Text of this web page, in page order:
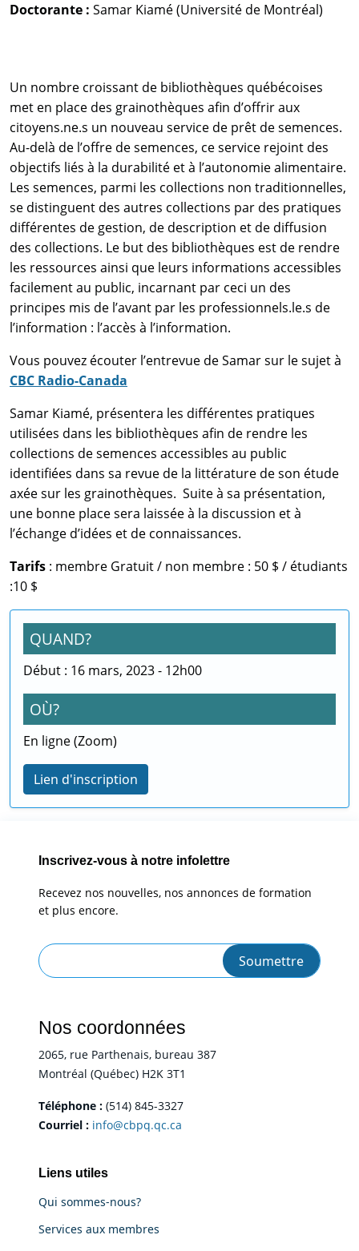
Doctorante : Samar Kiamé (Université de Montréal)
Un nombre croissant de bibliothèques québécoises
met en place des grainothèques afin d’offrir aux
citoyens.ne.s un nouveau service de prêt de semences.
Au-delà de l’offre de semences, ce service rejoint des
objectifs liés à la durabilité et à l’autonomie alimentaire.
Les semences, parmi les collections non traditionnelles,
se distinguent des autres collections par des pratiques
différentes de gestion, de description et de diffusion
des collections. Le but des bibliothèques est de rendre
les ressources ainsi que leurs informations accessibles
facilement au public, incarnant par ceci un des
principes mis de l’avant par les professionnels.le.s de
l’information : l’accès à l’information.
Vous pouvez écouter l’entrevue de Samar sur le sujet à
CBC Radio-Canada
Samar Kiamé, présentera les différentes pratiques
utilisées dans les bibliothèques afin de rendre les
collections de semences accessibles au public
identifiées dans sa revue de la littérature de son étude
axée sur les grainothèques. Suite à sa présentation,
une bonne place sera laissée à la discussion et à
l’échange d’idées et de connaissances.
Tarifs : membre Gratuit / non membre : 50 $ / étudiants
:10 $
QUAND?
Début : 16 mars, 2023 - 12h00
OÙ?
En ligne (Zoom)
Lien d'inscription
Inscrivez-vous à notre infolettre
Recevez nos nouvelles, nos annonces de formation
et plus encore.
Nos coordonnées
2065, rue Parthenais, bureau 387
Montréal (Québec) H2K 3T1
Téléphone : (514) 845-3327
Courriel : info@cbpq.qc.ca
Liens utiles
Qui sommes-nous?
Services aux membres